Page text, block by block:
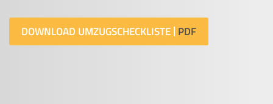
DOWNLOAD UMZUGSCHECKLISTE